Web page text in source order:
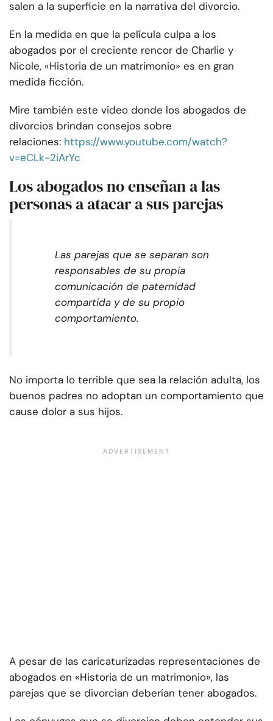
salen a la superficie en la narrativa del divorcio.
En la medida en que la película culpa a los
abogados por el creciente rencor de Charlie y
Nicole, «Historia de un matrimonio» es en gran
medida ficción.
Mire también este video donde los abogados de
divorcios brindan consejos sobre
relaciones: https://www.youtube.com/watch?
v=eCLk-2iArYc
Los abogados no enseñan a las
personas a atacar a sus parejas
Las parejas que se separan son
responsables de su propia
comunicación de paternidad
compartida y de su propio
comportamiento.
No importa lo terrible que sea la relación adulta, los
buenos padres no adoptan un comportamiento que
cause dolor a sus hijos.
A pesar de las caricaturizadas representaciones de
abogados en «Historia de un matrimonio», las
parejas que se divorcian deberían tener abogados.